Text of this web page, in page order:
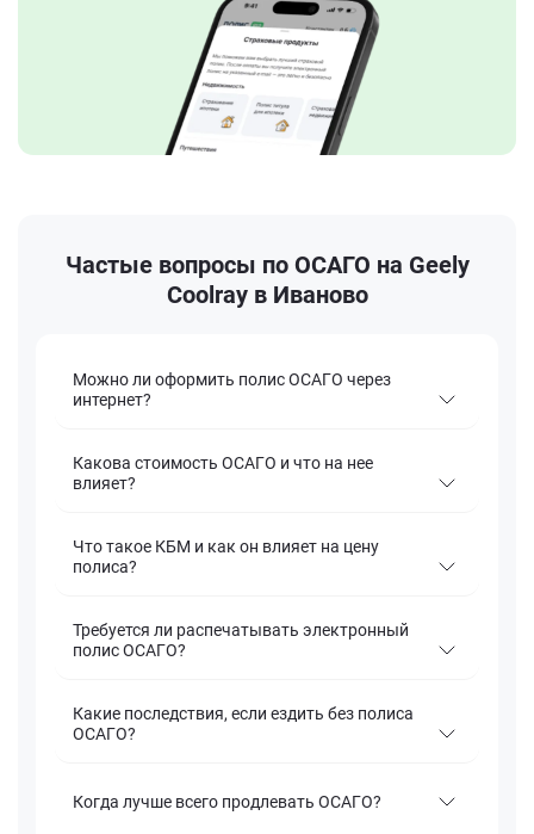
Частые вопросы по ОСАГО на Geely
Coolray в Иваново
Можно ли оформить полис ОСАГО через
интернет?
Какова стоимость ОСАГО и что на нее
влияет?
Что такое КБМ и как он влияет на цену
полиса?
Требуется ли распечатывать электронный
полис ОСАГО?
Какие последствия, если ездить без полиса
ОСАГО?
Когда лучше всего продлевать ОСАГО?